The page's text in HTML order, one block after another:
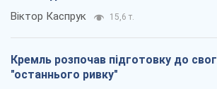
Віктор Каспрук 15,6 т.
Кремль розпочав підготовку до
"останнього ривку"